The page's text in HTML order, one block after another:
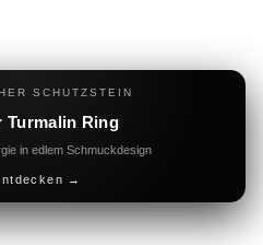
SCHUTZSTEIN
Turmalin Ring
in edlem Schmuckdesign
→